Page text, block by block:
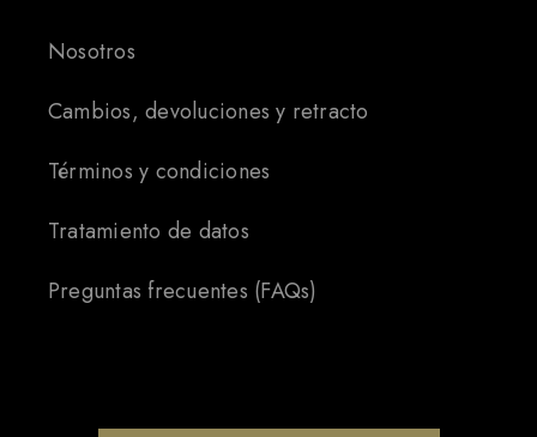
Nosotros
Cambios, devoluciones y retracto
Términos y condiciones
Tratamiento de datos
Preguntas frecuentes (FAQs)